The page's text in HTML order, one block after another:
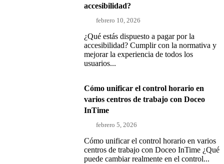
accesibilidad?
febrero 10, 2026
¿Qué estás dispuesto a pagar por la
accesibilidad? Cumplir con la normativa y
mejorar la experiencia de todos los
usuarios...
Cómo unificar el control horario en
varios centros de trabajo con Doceo
InTime
febrero 5, 2026
Cómo unificar el control horario en varios
centros de trabajo con Doceo InTime ¿Qué
puede cambiar realmente en el control...